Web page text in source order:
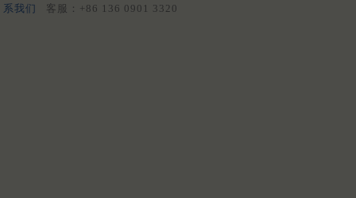
系我们
客服：+86 136 0901 3320